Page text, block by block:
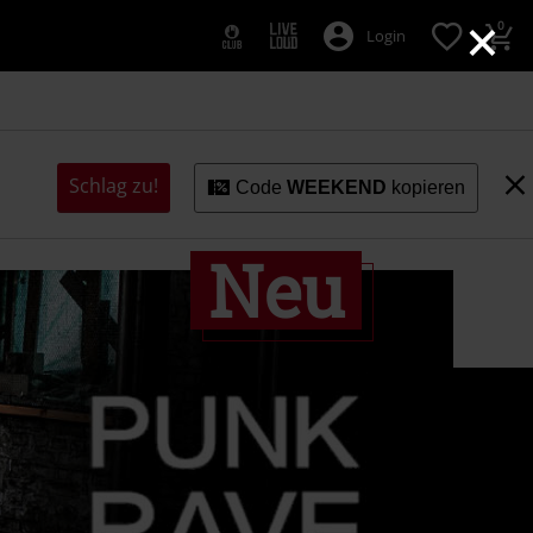
×
Login 0
Schlag zu! CodeWEEKEND kopieren
Neu